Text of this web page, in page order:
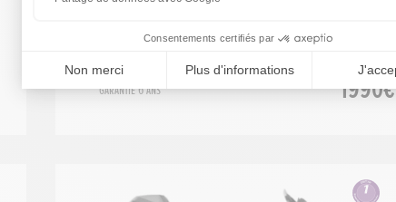
EM1 e: 2023
Garantie 6 ans 1990€